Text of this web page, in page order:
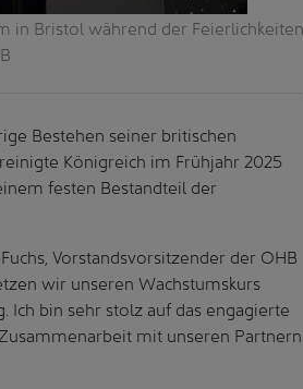
in Bristol während der Feierlichkeiten
Bestehen seiner britischen
Königreich im Frühjahr 2025
festen Bestandteil der
Vorstandsvorsitzender der OHB
wir unseren Wachstumskurs
Ich bin sehr stolz auf das engagierte
mit unseren Partnern